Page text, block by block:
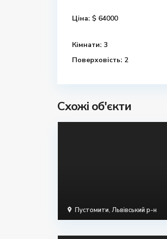
Ціна: $ 64000
Кімнати: 3
Поверховість: 2
Схожі об'єкти
Пустомити, Львівський р-н